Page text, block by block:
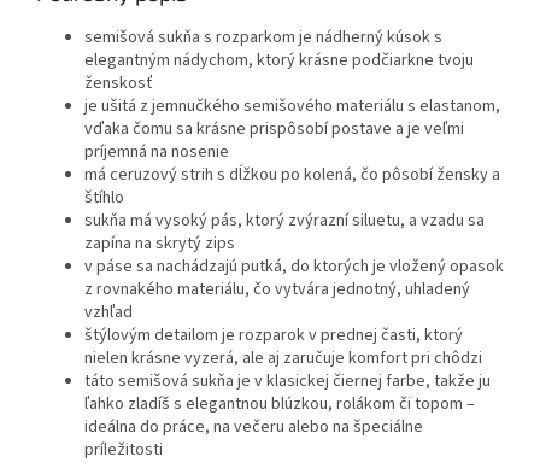
semišová sukňa s rozparkom je nádherný kúsok s
elegantným nádychom, ktorý krásne podčiarkne tvoju
ženskosť
je ušitá z jemnučkého semišového materiálu s elastanom,
vďaka čomu sa krásne prispôsobí postave a je veľmi
príjemná na nosenie
má ceruzový strih s dĺžkou po kolená, čo pôsobí žensky a
štíhlo
sukňa má vysoký pás, ktorý zvýrazní siluetu, a vzadu sa
zapína na skrytý zips
v páse sa nachádzajú putká, do ktorých je vložený opasok
z rovnakého materiálu, čo vytvára jednotný, uhladený
vzhľad
štýlovým detailom je rozparok v prednej časti, ktorý
nielen krásne vyzerá, ale aj zaručuje komfort pri chôdzi
táto semišová sukňa je v klasickej čiernej farbe, takže ju
ľahko zladíš s elegantnou blúzkou, rolákom či topom –
ideálna do práce, na večeru alebo na špeciálne
príležitosti